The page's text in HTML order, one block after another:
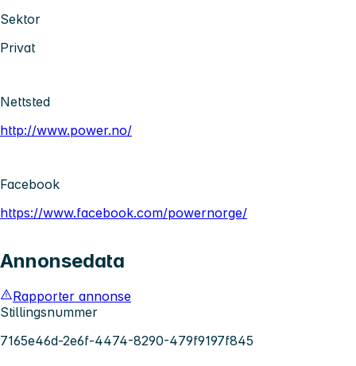
Sektor
Privat
Nettsted
http://www.power.no/
Facebook
https://www.facebook.com/powernorge/
Annonsedata
Rapporter annonse
Stillingsnummer
7165e46d-2e6f-4474-8290-479f9197f845